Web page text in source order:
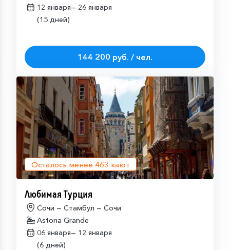
12 января— 26 января
(15 дней)
144 200 руб. / чел.
Осталось менее 463 кают
Любимая Турция
Сочи — Стамбул — Сочи
Astoria Grande
06 января— 12 января
(6 дней)